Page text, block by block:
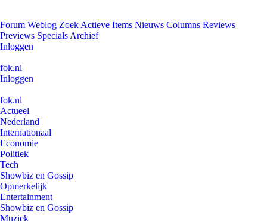
Forum Weblog Zoek Actieve Items Nieuws Columns Reviews
Previews Specials Archief
Inloggen
fok.nl
Inloggen
fok.nl
Actueel
Nederland
Internationaal
Economie
Politiek
Tech
Showbiz en Gossip
Opmerkelijk
Entertainment
Showbiz en Gossip
Muziek